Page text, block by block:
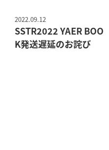
2022.09.12
SSTR2022 YAER BOO
K発送遅延のお詫び